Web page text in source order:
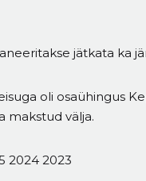
jätkata ka
oli osaühingus
makstud välja.
2024 2023